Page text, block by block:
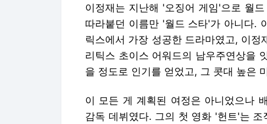
이정재는 지난해 '오징어 게임'으로 월
따라붙던 이름만 '월드 스타'가 아니다.
릭스에서 가장 성공한 드라마였고, 이
리틱스 초이스 어워드의 남우주연상을
을 정도로 인기를 얻었고, 그 콧대 높은
이 모든 게 계획된 여정은 아니었으나
감독 데뷔였다. 그의 첫 영화 '헌트'는